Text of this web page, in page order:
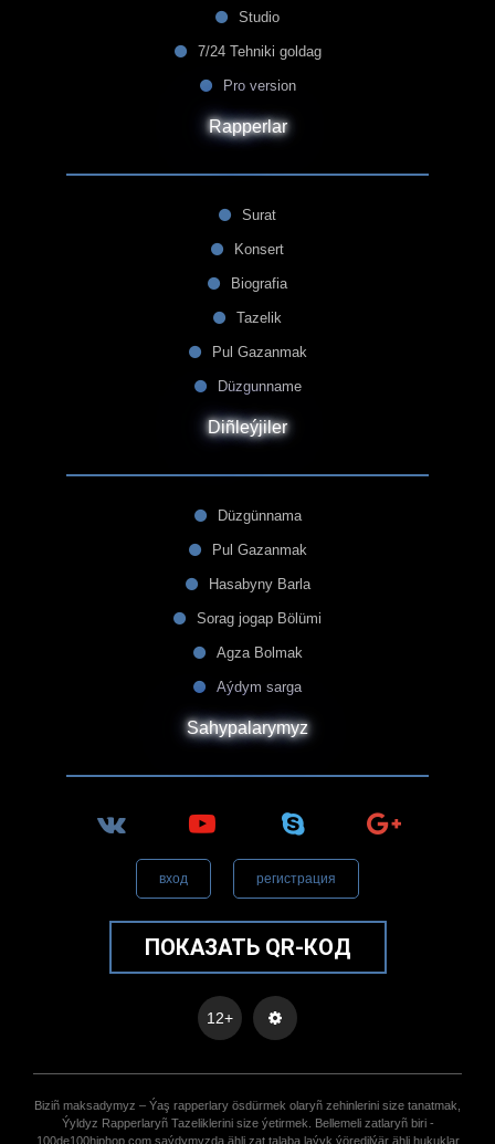
Studio
7/24 Tehniki goldag
Pro version
Rapperlar
Surat
Konsert
Biografia
Tazelik
Pul Gazanmak
Düzgunname
Diñleýjiler
Düzgünnama
Pul Gazanmak
Hasabyny Barla
Sorag jogap Bölümi
Agza Bolmak
Aýdym sarga
Sahypalarymyz
вход регистрация
ПОКАЗАТЬ QR-КОД
12+
Biziñ maksadymyz – Ýaş rapperlary ösdürmek olaryñ zehinlerini size tanatmak,
Ýyldyz Rapperlaryñ Tazeliklerini size ýetirmek. Bellemeli zatlaryñ biri -
100de100hiphop.com saýdymyzda ähli zat talaba laýyk ýöredilýär ähli hukuklar